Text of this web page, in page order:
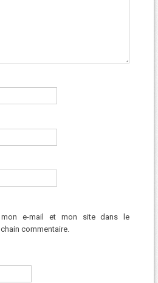
mon e-mail et mon site dans le
commentaire.